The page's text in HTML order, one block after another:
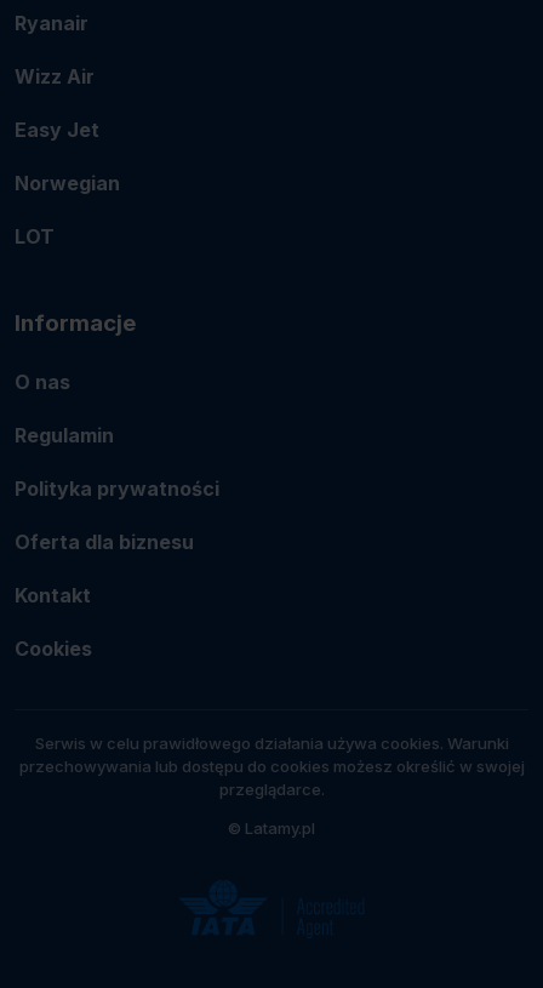
Ryanair
Wizz Air
Easy Jet
Norwegian
LOT
Informacje
O nas
Regulamin
Polityka prywatności
Oferta dla biznesu
Kontakt
Cookies
Serwis w celu prawidłowego działania używa cookies. Warunki
przechowywania lub dostępu do cookies możesz określić w swojej
przeglądarce.
© Latamy.pl